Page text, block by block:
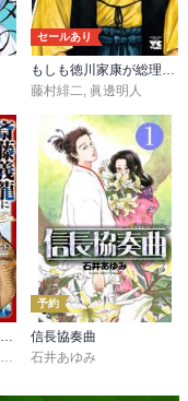
セールあり
藤村緋二
眞邊明人
斎藤義龍に生まれ変わったので、織田信長に国譲りして長生きするのを目指します！
予約
信長協奏曲
石井あゆみ